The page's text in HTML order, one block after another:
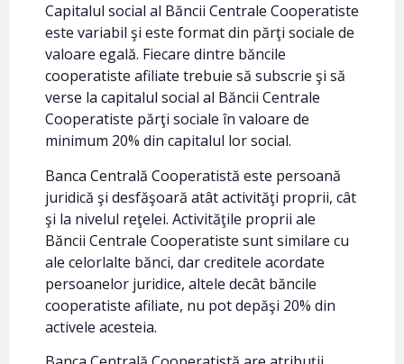
Capitalul social al Băncii Centrale Cooperatiste
este variabil şi este format din părţi sociale de
valoare egală. Fiecare dintre băncile
cooperatiste afiliate trebuie să subscrie şi să
verse la capitalul social al Băncii Centrale
Cooperatiste părţi sociale în valoare de
minimum 20% din capitalul lor social.
Banca Centrală Cooperatistă este persoană
juridică şi desfăşoară atât activităţi proprii, cât
şi la nivelul reţelei. Activităţile proprii ale
Băncii Centrale Cooperatiste sunt similare cu
ale celorlalte bănci, dar creditele acordate
persoanelor juridice, altele decât băncile
cooperatiste afiliate, nu pot depăşi 20% din
activele acesteia.